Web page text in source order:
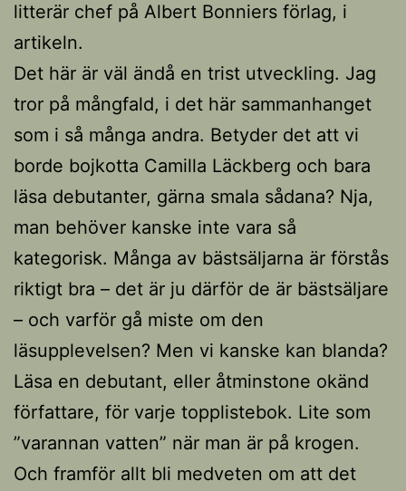
litterär chef på Albert Bonniers förlag, i
artikeln.
Det här är väl ändå en trist utveckling. Jag
tror på mångfald, i det här sammanhanget
som i så många andra. Betyder det att vi
borde bojkotta Camilla Läckberg och bara
läsa debutanter, gärna smala sådana? Nja,
man behöver kanske inte vara så
kategorisk. Många av bästsäljarna är förstås
riktigt bra – det är ju därför de är bästsäljare
– och varför gå miste om den
läsupplevelsen? Men vi kanske kan blanda?
Läsa en debutant, eller åtminstone okänd
författare, för varje topplistebok. Lite som
”varannan vatten” när man är på krogen.
Och framför allt bli medveten om att det